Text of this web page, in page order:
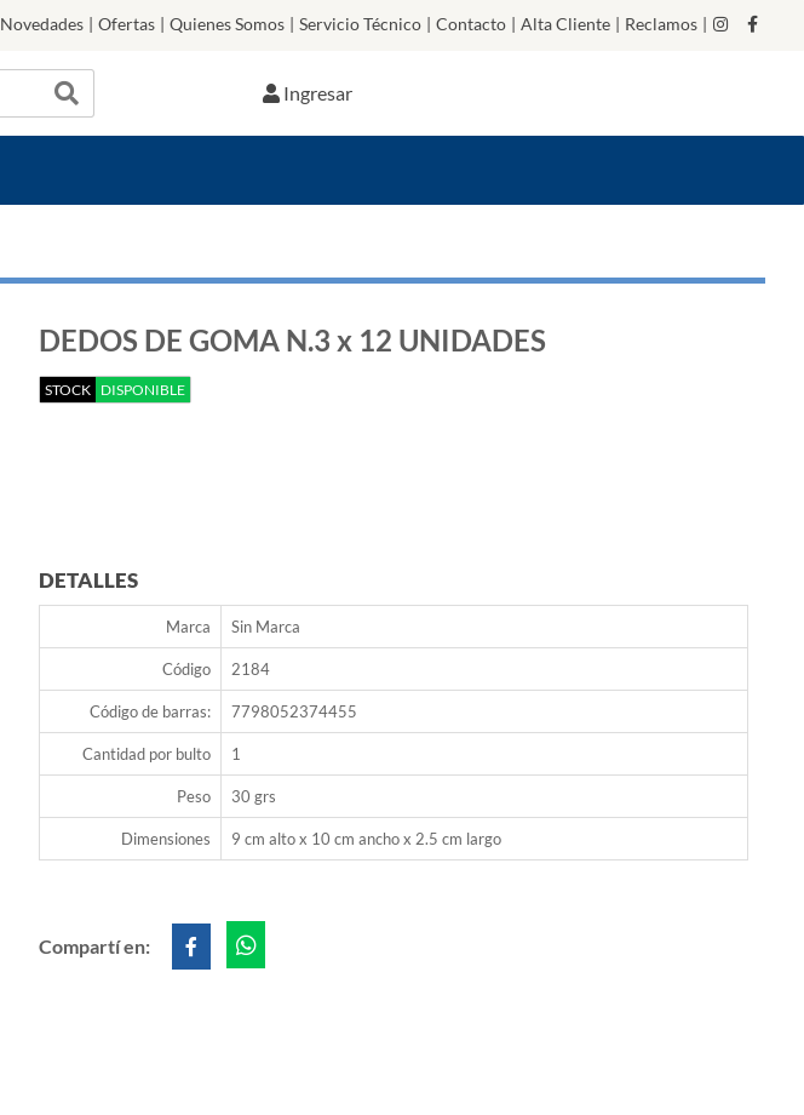
Novedades | Ofertas | Quienes Somos | Servicio Técnico | Contacto | Alta Cliente | Reclamos |
Ingresar
DEDOS DE GOMA N.3 x 12 UNIDADES
STOCK DISPONIBLE
DETALLES
Marca Sin Marca
Código 2184
Código de barras: 7798052374455
Cantidad por bulto 1
Peso 30 grs
Dimensiones 9 cm alto x 10 cm ancho x 2.5 cm largo
Compartí en: